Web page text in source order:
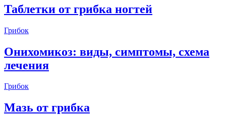
Таблетки от грибка ногтей
Грибок
Онихомикоз: виды, симптомы, схема
лечения
Грибок
Мазь от грибка